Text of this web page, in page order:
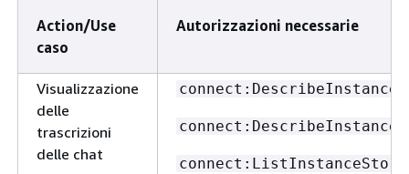
Action/Use
caso
Autorizzazioni necessarie
Visualizzazione
delle
trascrizioni
delle chat
connect:DescribeInstance